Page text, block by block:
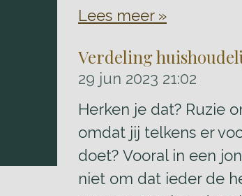
Lees meer »
Verdeling
29 jun 2023 21:02
Herken je dat? Ruzie
omdat jij telkens er
doet? Vooral in een
niet om dat ieder de